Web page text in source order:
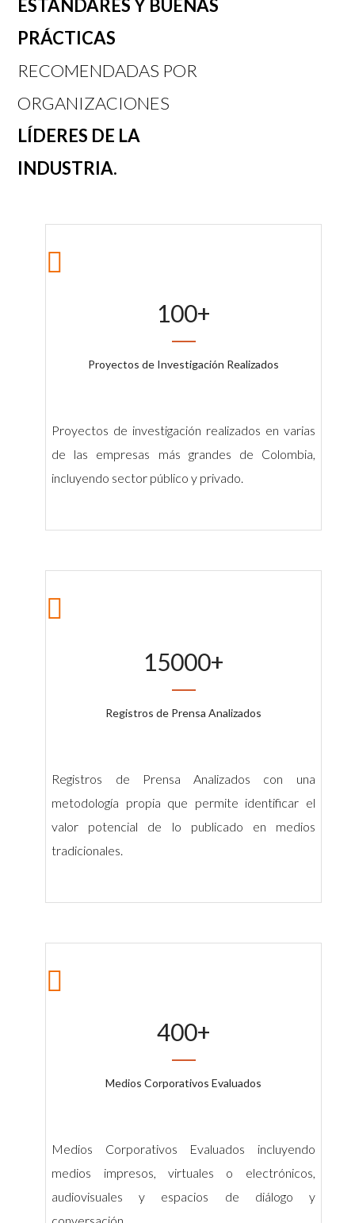
ESTÁNDARES Y BUENAS
PRÁCTICAS
RECOMENDADAS POR
ORGANIZACIONES
LÍDERES DE LA
INDUSTRIA.
100+
Proyectos de Investigación Realizados
Proyectos de investigación realizados en varias
de las empresas más grandes de Colombia,
incluyendo sector público y privado.
15000+
Registros de Prensa Analizados
Registros de Prensa Analizados con una
metodología propia que permite identificar el
valor potencial de lo publicado en medios
tradicionales.
400+
Medios Corporativos Evaluados
Medios Corporativos Evaluados incluyendo
medios impresos, virtuales o electrónicos,
audiovisuales y espacios de diálogo y